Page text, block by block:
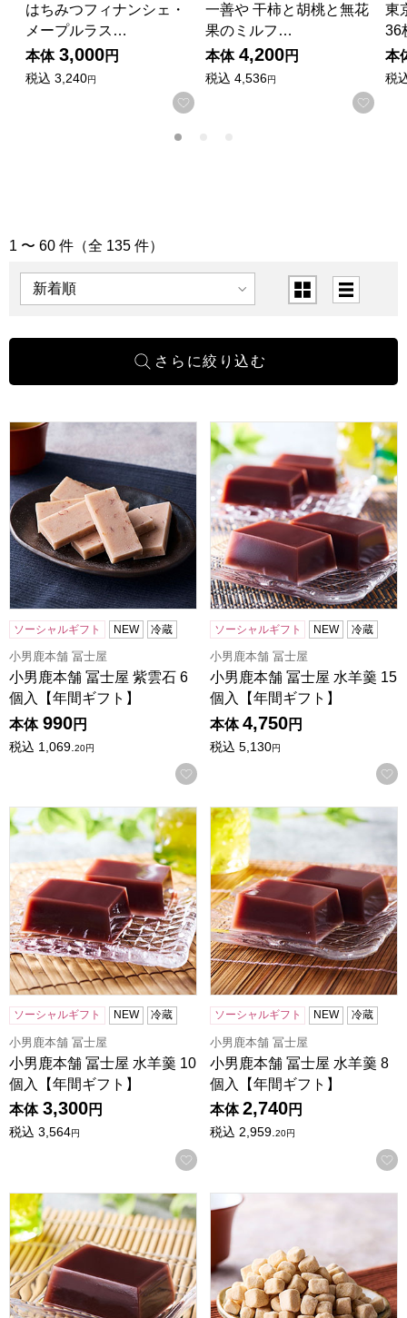
はちみつフィナンシェ・
メープルラス…
本体 3,000円
税込 3,240円
お気に入りに登録する
一善や 干柿と胡桃と無花
果のミルフ…
本体 4,200円
税込 4,536円
お気
東
36
本
税
「お菓子」の商品一覧
1 〜 60 件（全 135 件）
表示順 表示切替
小男鹿本舗 冨士屋 紫雲石 6個入【年間ギフト】
ソーシャルギフト NEW 冷蔵
小男鹿本舗 冨士屋
小男鹿本舗 冨士屋 紫雲石 6
個入【年間ギフト】
本体 990円
税込 1,069.20円
お気に入りに登録する
小男鹿本舗 冨士屋 水羊羹 15
ソーシャルギフト NEW 冷蔵
小男鹿本舗 冨士屋
小男鹿本舗 冨士屋 水羊羹 15
個入【年間ギフト】
本体 4,750円
税込 5,130円
小男鹿本舗 冨士屋 水羊羹 10個入【年間ギフト】
ソーシャルギフト NEW 冷蔵
小男鹿本舗 冨士屋
小男鹿本舗 冨士屋 水羊羹 10
個入【年間ギフト】
本体 3,300円
税込 3,564円
お気に入りに登録する
小男鹿本舗 冨士屋 水羊羹 8
ソーシャルギフト NEW 冷蔵
小男鹿本舗 冨士屋
小男鹿本舗 冨士屋 水羊羹 8
個入【年間ギフト】
本体 2,740円
税込 2,959.20円
小男鹿本舗 冨士屋 水羊羹 6個入【年間ギフト】
小男鹿本舗 冨士屋 霰三盆 曲